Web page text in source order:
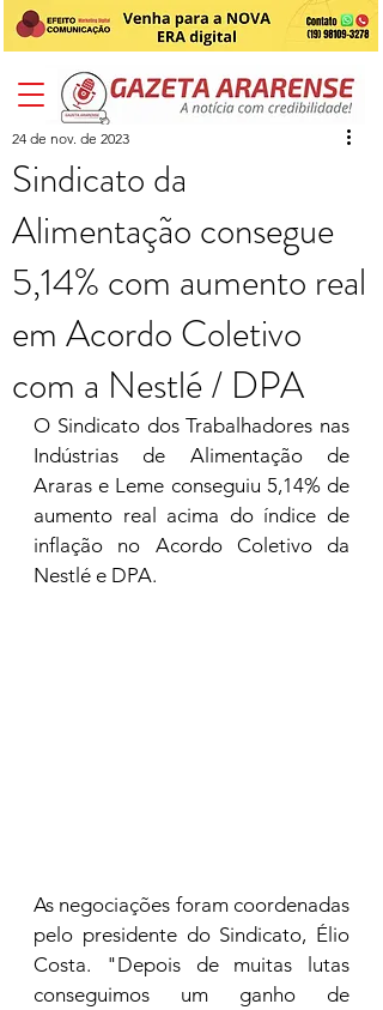
Sindicato da
Alimentação consegue
5,14% com aumento real
em Acordo Coletivo
com a Nestlé / DPA
24 de nov. de 2023
O Sindicato dos Trabalhadores nas
Indústrias de Alimentação de
Araras e Leme conseguiu 5,14% de
aumento real acima do índice de
inflação no Acordo Coletivo da
Nestlé e DPA.
As negociações foram coordenadas
pelo presidente do Sindicato, Élio
Costa. "Depois de muitas lutas
conseguimos um ganho de